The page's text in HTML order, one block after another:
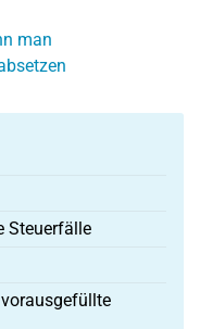
man
Steuerfälle